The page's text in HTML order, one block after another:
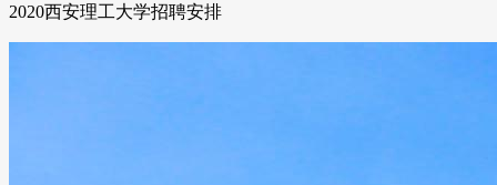
2020西安理工大学招聘安排